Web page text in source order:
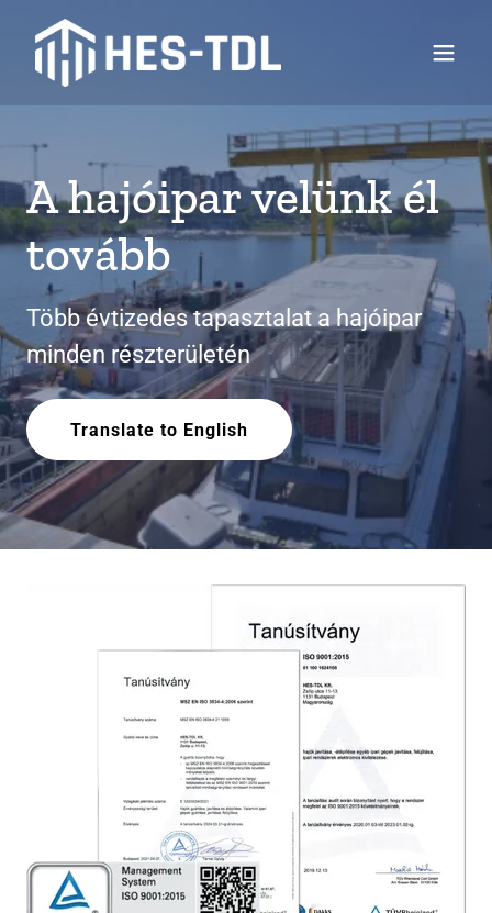
A hajóipar velünk él
tovább
Több évtizedes tapasztalat a hajóipar
minden részterületén
Translate to English